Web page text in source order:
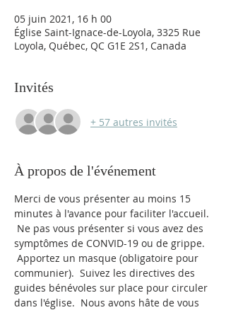
05 juin 2021, 16 h 00
Église Saint-Ignace-de-Loyola, 3325 Rue
Loyola, Québec, QC G1E 2S1, Canada
Invités
+ 57 autres invités
À propos de l'événement
Merci de vous présenter au moins 15
minutes à l'avance pour faciliter l'accueil.
Ne pas vous présenter si vous avez des
symptômes de CONVID-19 ou de grippe.
Apportez un masque (obligatoire pour
communier).  Suivez les directives des
guides bénévoles sur place pour circuler
dans l'église.  Nous avons hâte de vous